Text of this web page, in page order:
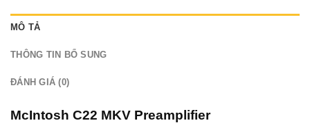
MÔ TẢ
THÔNG TIN BỔ SUNG
ĐÁNH GIÁ (0)
McIntosh C22 MKV Preamplifier